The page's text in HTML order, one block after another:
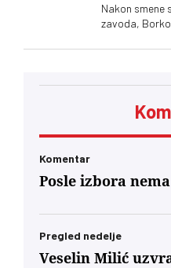
Nakon smene
zavoda,
Komentar
Posle izbora
Pregled nedelje
Veselin Milić